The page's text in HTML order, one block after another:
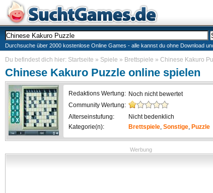
Durchsuche über 2000 kostenlose Online Games - alle kannst du ohne Download
Du befindest dich hier: Startseite » Spiele » Brettspiele » Chinese Kakuro
Chinese Kakuro Puzzle online spielen
Redaktions Wertung: Noch nicht bewertet
Community Wertung:
Alterseinstufung:
Nicht bedenklich
Kategorie(n):
Brettspiele, Sonstige, Puzzle
Werbung